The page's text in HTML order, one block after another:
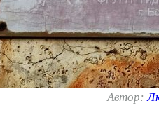
Автор: